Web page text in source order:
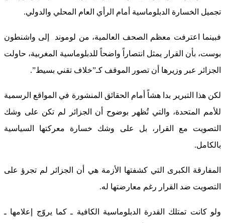
تجميل الخسارة الدبلوماسية أمام الرأي العام المحلي والدولي.
فبينما اعترفت معظم الصحف العالمية، من لوموند إلى واشنطون
بوست، بأن القرار يمثل انتصاراً واضحاً للدبلوماسية المغربية، حاولت
الجزائر عبر وزيرها أن تصور الموقف كـ”خلاف تقني بسيط”.
لكن هذا التبرير بدا هشاً أمام الحقائق المنشورة في المواقع الرسمية
للأمم المتحدة، والتي تُظهر بوضوح أن الجزائر لم تكن على وشك
التصويت مع القرار، بل على وشك خسارة معركتها السياسية
بالكامل.
المفارقة الكبرى التي كشفتها الأزمة هي أن الجزائر لم تجرؤ على
التصويت ضد القرار رغم معارضتها له.
ولو كانت تمتلك القدرة الدبلوماسية الكافية ـ كما يروّج إعلامها ـ